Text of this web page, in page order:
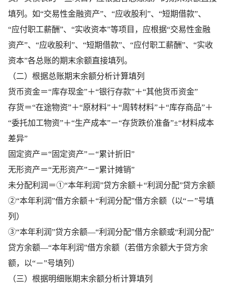
填列。如“交易性金融资产”、“应收股利”、“短期借款”、
“应付职工薪酬”、“实收资本”等项目，应根据“交易性金融
资产”、“应收股利”、“短期借款”、“应付职工薪酬”、“实收
资本”各总账的期末余额直接填列。
（二）根据总账期末余额分析计算填列
货币资金＝“库存现金”＋“银行存款”＋“其他货币资金”
存货＝“在途物资”＋“原材料”＋“周转材料”＋“库存商品”＋
“委托加工物资”＋“生产成本”－“存货跌价准备”±“材料成本
差异”
固定资产＝“固定资产”－“累计折旧”
无形资产＝“无形资产”－“累计摊销”
未分配利润＝①“本年利润”贷方余额＋“利润分配”贷方余额
②“本年利润”借方余额＋“利润分配”借方余额（以“－”号填
列）
③“本年利润”贷方余额―“利润分配”借方余额或“利润分配”
贷方余额―“本年利润”借方余额（若借方余额大于贷方余
额，以“－”号填列）
（三）根据明细账期末余额分析计算填列